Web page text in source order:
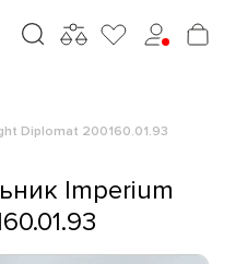
Diplomat 200160.01.93
Imperium